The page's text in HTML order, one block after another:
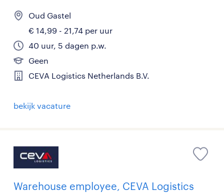
Oud Gastel
€ 14,99 - 21,74 per uur
40 uur, 5 dagen p.w.
Geen
CEVA Logistics Netherlands B.V.
bekijk vacature
Warehouse employee, CEVA Logistics